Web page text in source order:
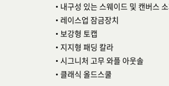
• 내구성 있는 스웨이드 및 캔버스
• 레이스업 잠금장치
• 보강형 토캡
• 지지형 패딩 칼라
• 시그니처 고무 와플 아웃솔
• 클래식 올드스쿨